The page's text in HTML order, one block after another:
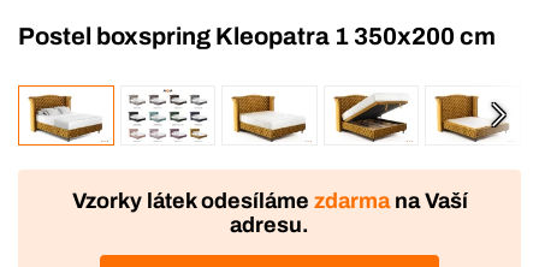
Postel boxspring Kleopatra 1 350x200 cm
VÝROBA
DOPRAVA ZDARMA
Vzorky látek odesíláme zdarmana Vaší
adresu.